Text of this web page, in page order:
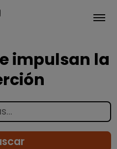
impulsan la